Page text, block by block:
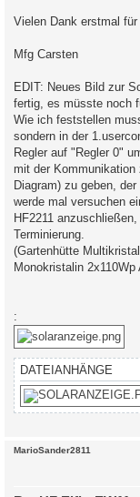
Vielen Dank erstmal für
Mfg Carsten
EDIT: Neues Bild zur
fertig, es müsste noch
Wie ich feststellen
sondern in der
Regler auf "Regler 0"
mit der
Diagram) zu geben,
werde mal versuchen
HF2211
Terminierung.
(Gartenhütte
Monokristalin
:
DATEIANHÄNGE
MarioSander2811